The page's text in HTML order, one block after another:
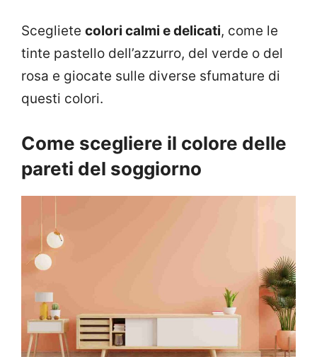
Scegliete colori calmi e delicati, come le
tinte pastello dell’azzurro, del verde o del
rosa e giocate sulle diverse sfumature di
questi colori.
Come scegliere il colore delle
pareti del soggiorno